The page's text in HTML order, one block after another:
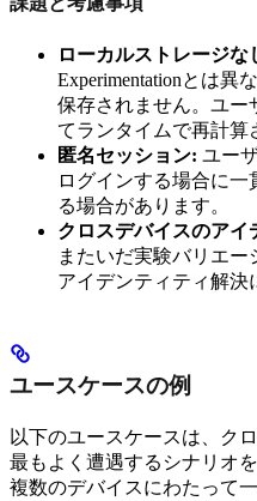
ローカルストレージな
Experimentationとは異
保存されません。ユー
てランタイムで再計算
匿名セッション: ユー
ログインする場合に
る場合があります。
クロスデバイスのアイ
またいだ実験バリエ
アイデンティティ解決
ユースケースの例
以下のユースケースは、ク
最もよく遭遇するシナリオ
複数のデバイスにわたって